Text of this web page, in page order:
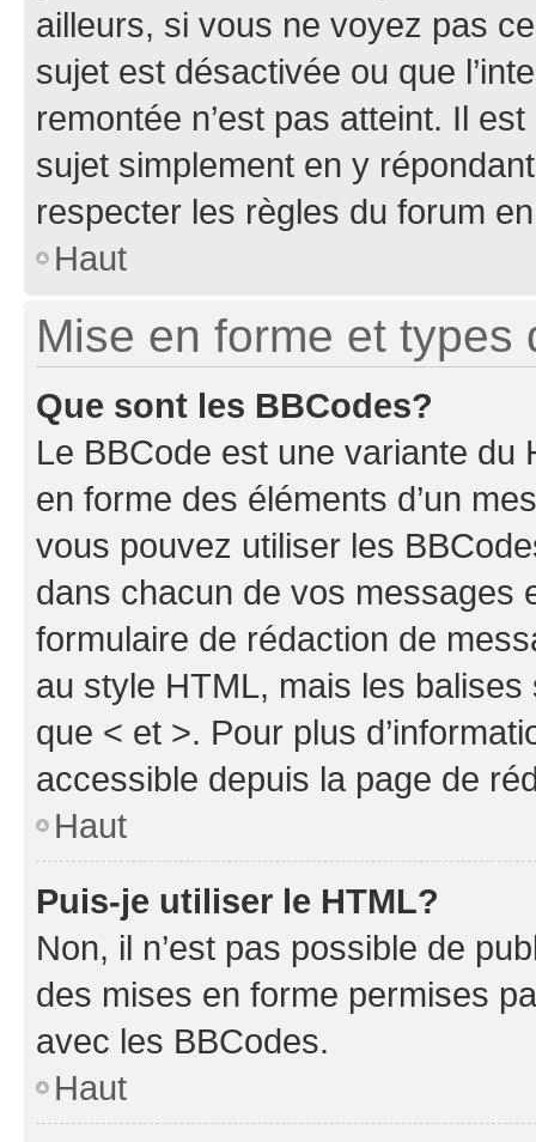
ailleurs, si vous ne voyez pas
sujet est désactivée ou que
remontée n’est pas atteint. Il
sujet simplement en y
respecter les règles du forum
Haut
Mise en forme et types
Que sont les BBCodes?
Le BBCode est une variante du
en forme des éléments d’un
vous pouvez utiliser les
dans chacun de vos messages
formulaire de rédaction de
au style HTML, mais les
que < et >. Pour plus
accessible depuis la page de
Haut
Puis-je utiliser le HTML?
Non, il n’est pas possible de
des mises en forme permises
avec les BBCodes.
Haut